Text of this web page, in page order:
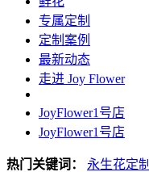
专属定制
定制案例
最新动态
走进 Joy Flower
JoyFlower1号店
JoyFlower1号店
热门关键词： 永生花定制